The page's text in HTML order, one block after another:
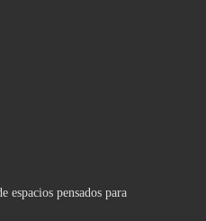
espacios pensados para